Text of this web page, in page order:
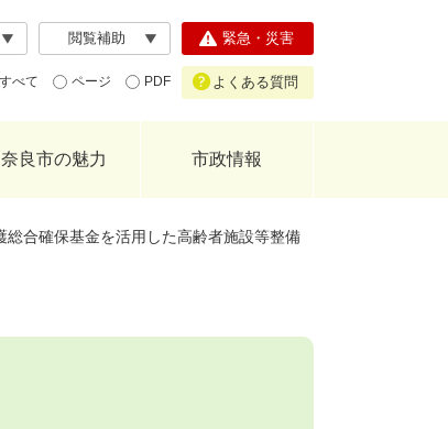
閲覧補助
すべて ページ PDF
緊急・災害
よくある質問
奈良市の魅力 市政情報
総合確保基金を活用した高齢者施設等整備